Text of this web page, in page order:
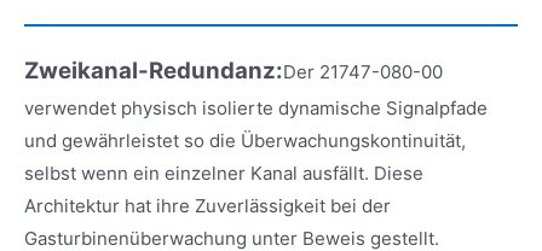
Zweikanal-Redundanz:Der 21747-080-00
verwendet physisch isolierte dynamische Signalpfade
und gewährleistet so die Überwachungskontinuität,
selbst wenn ein einzelner Kanal ausfällt. Diese
Architektur hat ihre Zuverlässigkeit bei der
Gasturbinenüberwachung unter Beweis gestellt.